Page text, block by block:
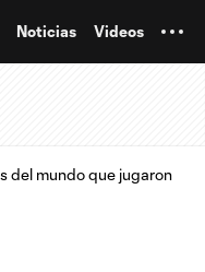
Noticias Videos